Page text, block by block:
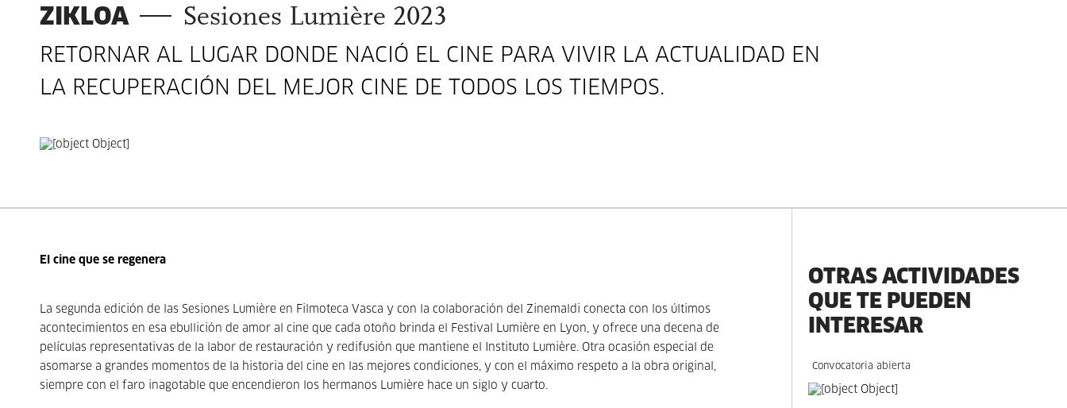
ZIKLOA Sesiones Lumière 2023
RETORNAR AL LUGAR DONDE NACIÓ EL CINE PARA VIVIR LA ACTUALIDAD EN
LA RECUPERACIÓN DEL MEJOR CINE DE TODOS LOS TIEMPOS.
El cine que se regenera
La segunda edición de las Sesiones Lumière en Filmoteca Vasca y con la colaboración del Zinemaldi conecta con los últimos
acontecimientos en esa ebullición de amor al cine que cada otoño brinda el Festival Lumière en Lyon, y ofrece una decena de
películas representativas de la labor de restauración y redifusión que mantiene el Instituto Lumière. Otra ocasión especial de
asomarse a grandes momentos de la historia del cine en las mejores condiciones, y con el máximo respeto a la obra original,
siempre con el faro inagotable que encendieron los hermanos Lumière hace un siglo y cuarto.
OTRAS ACTIVIDADES
QUE TE PUEDEN
INTERESAR
Convocatoria abierta